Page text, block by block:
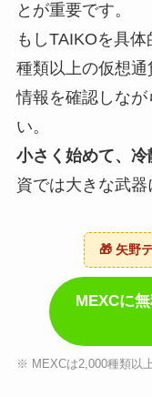
とが重要です。
もしTAIKOを具
種類以上の仮想
情報を確認しなが
い。
小さく始めて、冷
資では大きな武器
🎁 矢野
MEXCに
※ MEXCは2,000種類以